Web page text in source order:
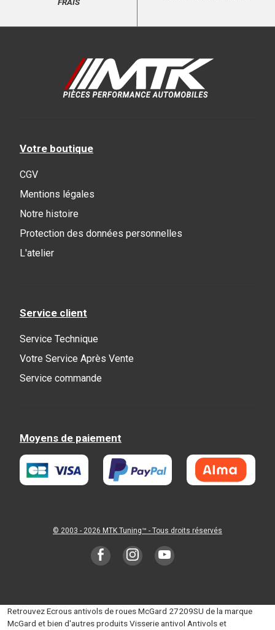
Votre boutique
CGV
Mentions légales
Notre histoire
Protection des données personnelles
L'atelier
Service client
Service Technique
Votre Service Après Vente
Service commande
Moyens de paiement
© 2003 - 2026 MTK Tuning™ - Tous droits réservés
Retrouvez Ecrous antivols de roues McGard 27209SU de la marque
McGard et bien d'autres produits Visserie antivol Antivols et